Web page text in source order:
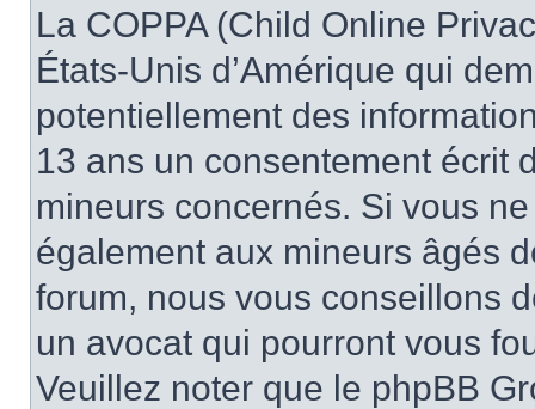
La COPPA (Child Online
États-Unis d’Amérique qui
potentiellement des
13 ans un consentement écrit
mineurs concernés. Si vous
également aux mineurs âgés
forum, nous vous conseillons
un avocat qui pourront vous
Veuillez noter que le phpBB